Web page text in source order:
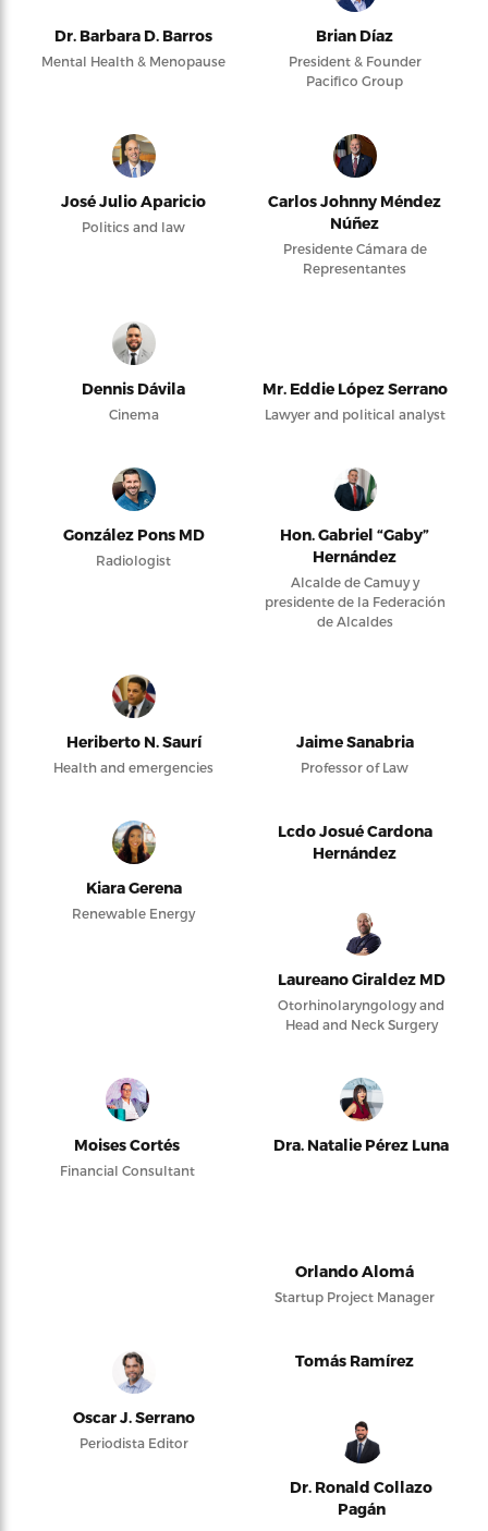
Dr. Barbara D. Barros
Mental Health & Menopause
Brian Díaz
President & Founder
Pacifico Group
José Julio Aparicio
Politics and law
Carlos Johnny Méndez
Núñez
Presidente Cámara de
Representantes
Dennis Dávila
Cinema
Mr. Eddie López Serrano
Lawyer and political analyst
González Pons MD
Radiologist
Hon. Gabriel “Gaby”
Hernández
Alcalde de Camuy y
presidente de la Federación
de Alcaldes
Heriberto N. Saurí
Health and emergencies
Jaime Sanabria
Professor of Law
Kiara Gerena
Renewable Energy
Lcdo Josué Cardona
Hernández
Laureano Giraldez MD
Otorhinolaryngology and
Head and Neck Surgery
Moises Cortés
Financial Consultant
Dra. Natalie Pérez Luna
Orlando Alomá
Startup Project Manager
Oscar J. Serrano
Periodista Editor
Tomás Ramírez
Dr. Ronald Collazo
Pagán